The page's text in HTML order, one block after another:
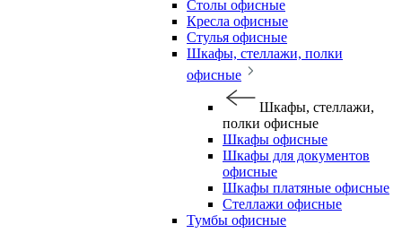
Столы офисные
Кресла офисные
Стулья офисные
Шкафы, стеллажи, полки
офисные
Шкафы, стеллажи,
полки офисные
Шкафы офисные
Шкафы для документов
офисные
Шкафы платяные офисные
Стеллажи офисные
Тумбы офисные